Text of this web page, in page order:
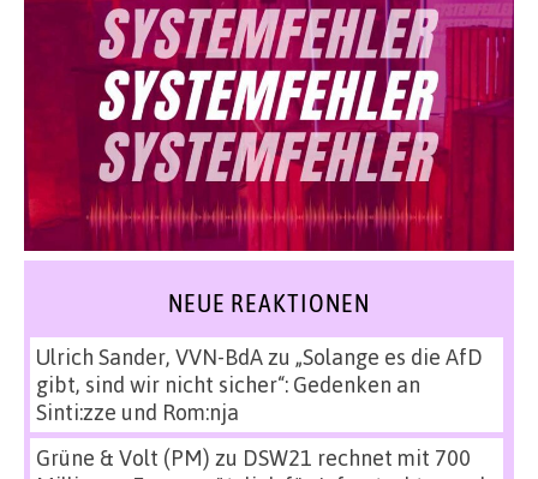
NEUE REAKTIONEN
Ulrich Sander, VVN-BdAzu „Solange es die AfD
gibt, sind wir nicht sicher“: Gedenken an
Sinti:zze und Rom:nja
Grüne & Volt (PM) zu DSW21 rechnet mit 700